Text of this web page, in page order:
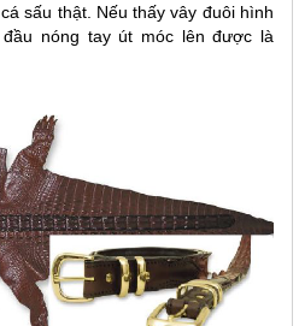
sấu thật. Nếu thấy vây đuôi hình
nóng tay út móc lên được là